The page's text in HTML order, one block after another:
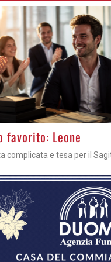
favorito: Leone
complicata e tesa per il